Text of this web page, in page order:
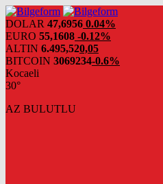
DOLAR 47,6956 0.04%
EURO 55,1608 -0.12%
ALTIN 6.495,520,05
BITCOIN 3069234-0.6%
Kocaeli
30°
AZ BULUTLU